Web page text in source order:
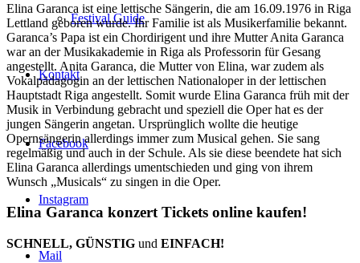
Festival Guide
Kontakt
Facebook
Instagram
Mail
Elina Garanca ist eine lettische Sängerin, die am 16.09.1976 in Riga
Lettland geboren wurde. Ihr Familie ist als Musikerfamilie bekannt.
Garanca’s Papa ist ein Chordirigent und ihre Mutter Anita Garanca
war an der Musikakademie in Riga als Professorin für Gesang
angestellt. Anita Garanca, die Mutter von Elina, war zudem als
Vokalpädagogin an der lettischen Nationaloper in der lettischen
Hauptstadt Riga angestellt. Somit wurde Elina Garanca früh mit der
Musik in Verbindung gebracht und speziell die Oper hat es der
jungen Sängerin angetan. Ursprünglich wollte die heutige
Opernsängerin allerdings immer zum Musical gehen. Sie sang
regelmäßig und auch in der Schule. Als sie diese beendete hat sich
Elina Garanca allerdings umentschieden und ging von ihrem
Wunsch „Musicals“ zu singen in die Oper.
Elina Garanca konzert Tickets online kaufen!
SCHNELL, GÜNSTIG und EINFACH!